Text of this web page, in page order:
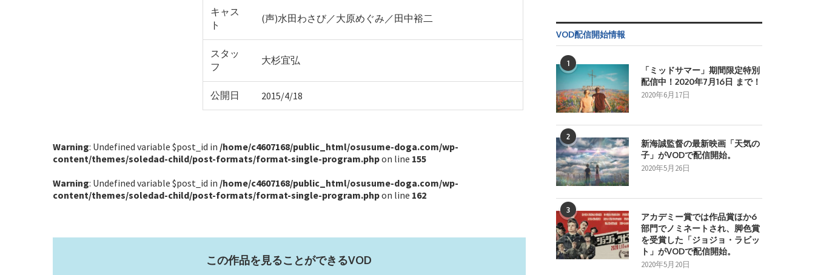
キャス
ト
(声)水田わさび／大原めぐみ／田中裕二
スタッ
フ
大杉宜弘
公開日 2015/4/18
Warning: Undefined variable $post_id in /home/c4607168/public_html/osusume-doga.com/wp-
content/themes/soledad-child/post-formats/format-single-program.phpon line 155
Warning: Undefined variable $post_id in /home/c4607168/public_html/osusume-doga.com/wp-
content/themes/soledad-child/post-formats/format-single-program.phpon line 162
この作品を見ることができるVOD
VOD配信開始情報
1
「ミッドサマー」期間限定特別
配信中！2020年7月16日 まで！
2020年6月17日
2
新海誠監督の最新映画「天気の
子」がVODで配信開始。
2020年5月26日
3
アカデミー賞では作品賞ほか6
部門でノミネートされ、脚色賞
を受賞した「ジョジョ・ラビッ
ト」がVODで配信開始。
2020年5月20日